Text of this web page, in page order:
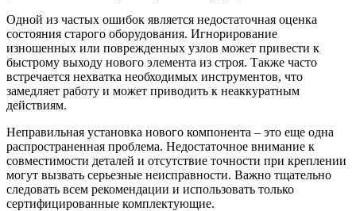
Одной из частых ошибок является недостаточная оценка
состояния старого оборудования. Игнорирование
изношенных или поврежденных узлов может привести к
быстрому выходу нового элемента из строя. Также часто
встречается нехватка необходимых инструментов, что
замедляет работу и может приводить к неаккуратным
действиям.
Неправильная установка нового компонента – это еще одна
распространенная проблема. Недостаточное внимание к
совместимости деталей и отсутствие точности при креплении
могут вызвать серьезные неисправности. Важно тщательно
следовать всем рекомендации и использовать только
сертифицированные комплектующие.